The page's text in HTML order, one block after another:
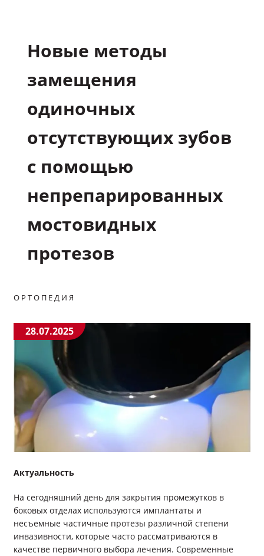
Видео
Задать вопрос эксперту
Обратная связь
Мой профиль
Выход
Новые методы
замещения
одиночных
отсутствующих зубов
с помощью
непрепарированных
мостовидных
протезов
ОРТОПЕДИЯ
28.07.2025
Актуальность
На сегодняшний день для закрытия промежутков в
боковых отделах используются имплантаты и
несъемные частичные протезы различной степени
инвазивности, которые часто рассматриваются в
качестве первичного выбора лечения. Современные